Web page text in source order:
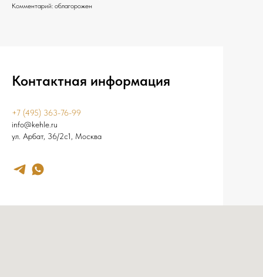
Комментарий: облагорожен
Контактная информация
+7 (495) 363-76-99
info@kehle.ru
ул. Арбат, 36/2с1, Москва